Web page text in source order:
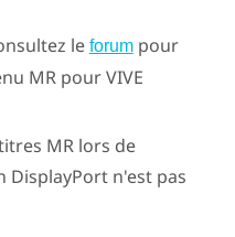
le forumpour
MR pourVIVE
MR lors de
DisplayPortn'est pas